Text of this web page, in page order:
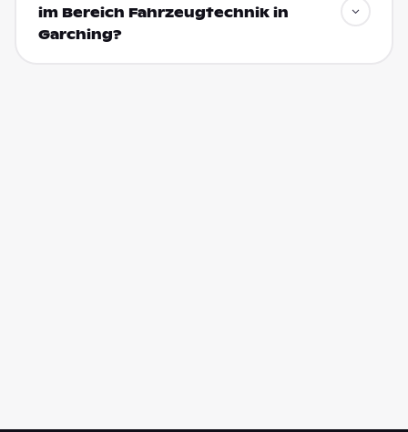
im Bereich Fahrzeugtechnik in
Garching?